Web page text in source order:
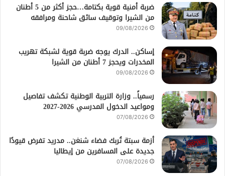
ضربة أمنية قوية بكتامة…حجز أكثر من 5 أطنان
من الشيرا وتوقيف سائق شاحنة ومرافقه
09/08/2026
إساكن.. الدرك يوجه ضربة قوية لشبكة تهريب
المخدرات ويحجز 7 أطنان من الشيرا
09/08/2026
رسمياً.. وزارة التربية الوطنية تكشف تفاصيل
ومواعيد الدخول المدرسي 2026-2027
07/08/2026
أزمة سبتة تُربك فضاء شنغن.. مدريد تفرض قيودًا
جديدة على المسافرين من إيطاليا
07/08/2026